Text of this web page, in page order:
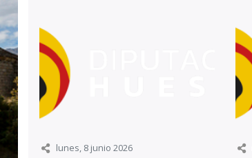
lunes, 8 junio 2026